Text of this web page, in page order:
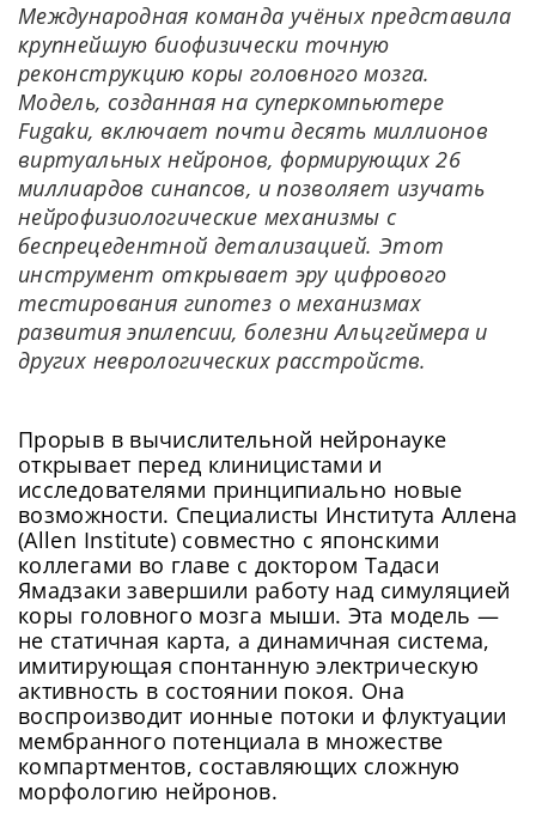
Международная команда учёных представила
крупнейшую биофизически точную
реконструкцию коры головного мозга.
Модель, созданная на суперкомпьютере
Fugaku, включает почти десять миллионов
виртуальных нейронов, формирующих 26
миллиардов синапсов, и позволяет изучать
нейрофизиологические механизмы с
беспрецедентной детализацией. Этот
инструмент открывает эру цифрового
тестирования гипотез о механизмах
развития эпилепсии, болезни Альцгеймера и
других неврологических расстройств.
Прорыв в вычислительной нейронауке
открывает перед клиницистами и
исследователями принципиально новые
возможности. Специалисты Института Аллена
(Allen Institute) совместно с японскими
коллегами во главе с доктором Тадаси
Ямадзаки завершили работу над симуляцией
коры головного мозга мыши. Эта модель —
не статичная карта, а динамичная система,
имитирующая спонтанную электрическую
активность в состоянии покоя. Она
воспроизводит ионные потоки и флуктуации
мембранного потенциала в множестве
компартментов, составляющих сложную
морфологию нейронов.